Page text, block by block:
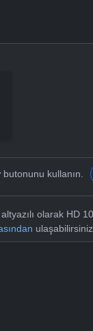
butonunu kullanın.
olarak HD
ulaşabilirsiniz.